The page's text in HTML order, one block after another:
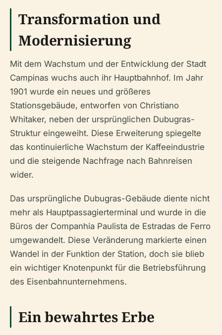
Transformation und
Modernisierung
Mit dem Wachstum und der Entwicklung der Stadt
Campinas wuchs auch ihr Hauptbahnhof. Im Jahr
1901 wurde ein neues und größeres
Stationsgebäude, entworfen von Christiano
Whitaker, neben der ursprünglichen Dubugras-
Struktur eingeweiht. Diese Erweiterung spiegelte
das kontinuierliche Wachstum der Kaffeeindustrie
und die steigende Nachfrage nach Bahnreisen
wider.
Das ursprüngliche Dubugras-Gebäude diente nicht
mehr als Hauptpassagierterminal und wurde in die
Büros der Companhia Paulista de Estradas de Ferro
umgewandelt. Diese Veränderung markierte einen
Wandel in der Funktion der Station, doch sie blieb
ein wichtiger Knotenpunkt für die Betriebsführung
des Eisenbahnunternehmens.
Ein bewahrtes Erbe